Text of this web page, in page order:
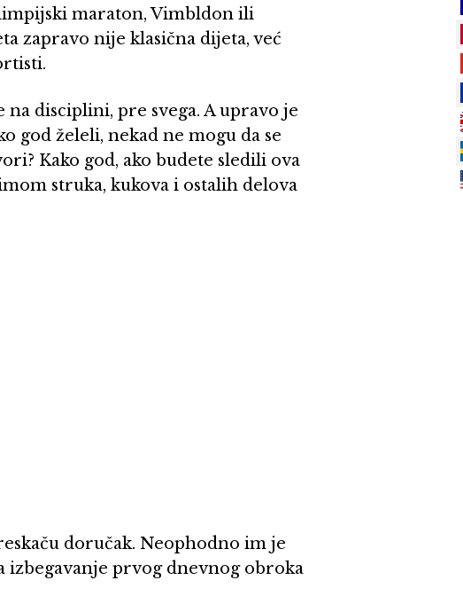
maraton, Vimbldon ili
zapravo nije klasična dijeta, već
disciplini, pre svega. A upravo je
god želeli, nekad ne mogu da se
Kako god, ako budete sledili ova
struka, kukova i ostalih delova
doručak. Neophodno im je
izbegavanje prvog dnevnog obroka